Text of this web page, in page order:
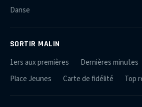
Danse
SORTIR MALIN
1ers aux premières Dernières minutes
Place Jeunes
Carte de fidélité Top